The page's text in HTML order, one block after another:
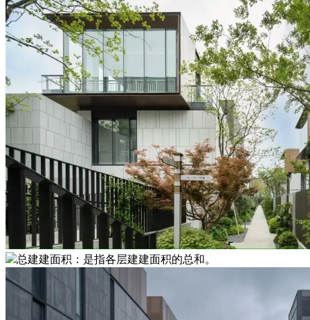
总建建面积：是指各层建建面积的总和。